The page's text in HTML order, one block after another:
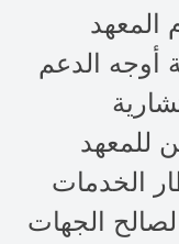
المعهد
أوجه الدعم
للمعهد
الخدمات
لصالح الجهات